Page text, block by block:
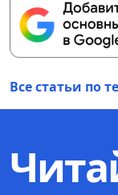
Все статьи по